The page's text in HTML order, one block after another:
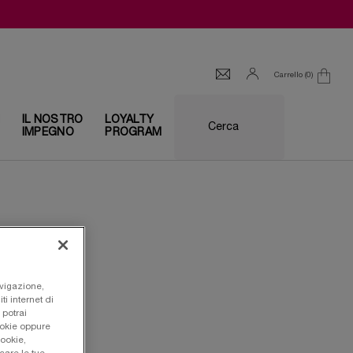
Carrello 0
0 prodotto
IL NOSTRO
IMPEGNO
LOYALTY
PROGRAM
Cerca
internet di
oppure